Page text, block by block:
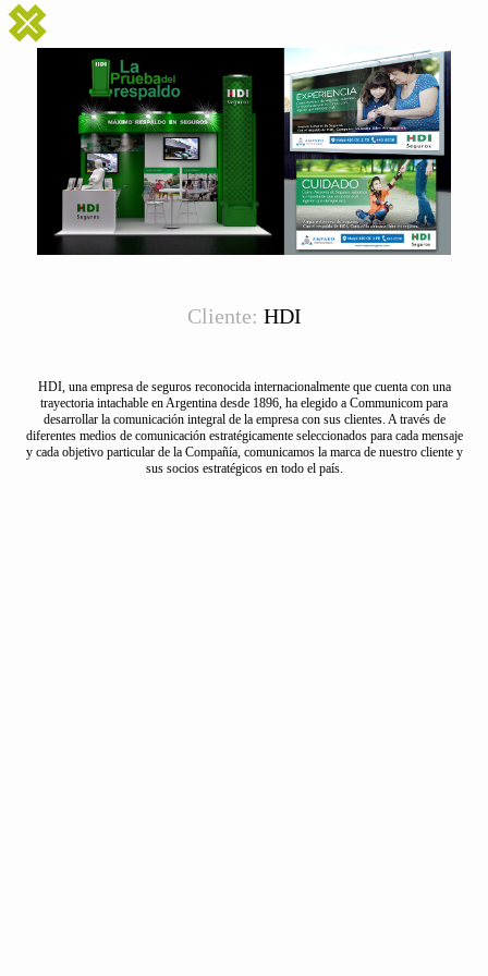
Cliente: HDI
HDI, una empresa de seguros reconocida internacionalmente que cuenta con una
trayectoria intachable en Argentina desde 1896, ha elegido a Communicom para
desarrollar la comunicación integral de la empresa con sus clientes. A través de
diferentes medios de comunicación estratégicamente seleccionados para cada mensaje
y cada objetivo particular de la Compañía, comunicamos la marca de nuestro cliente y
sus socios estratégicos en todo el país.